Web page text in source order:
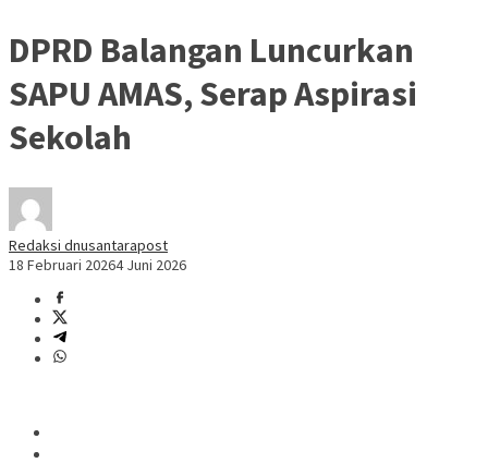
DPRD Balangan Luncurkan
SAPU AMAS, Serap Aspirasi
Sekolah
Redaksi dnusantarapost
18 Februari 20264 Juni 2026